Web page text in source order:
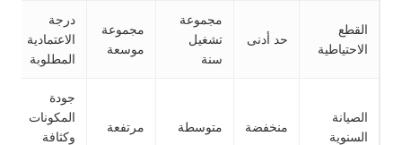
القطع
الاحتياطية
حد أدنى
مجموعة
تشغيل
سنة
مجموعة
موسعة
درجة
الاعتمادية
المطلوبة
الصيانة
السنوية
منخفضة متوسطة مرتفعة
جودة
المكونات
وكثافة